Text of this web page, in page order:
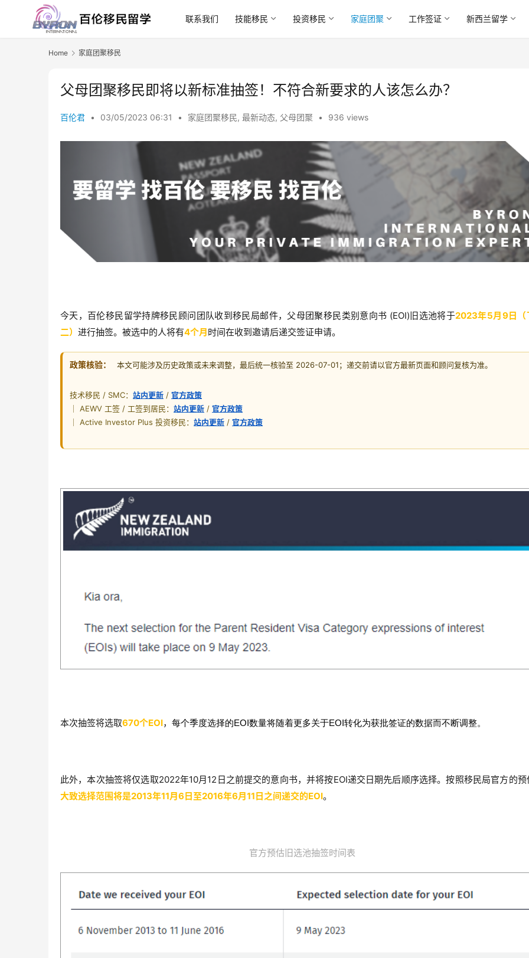
联系我们 技能移民 投资移民 家庭团聚 工作签证 新西兰留学
Home 家庭团聚移民
父母团聚移民即将以新标准抽签！不符合新要求的人该怎么办？
百伦君 • 03/05/2023 06:31 • 家庭团聚移民, 最新动态, 父母团聚 • 936 views
今天，百伦移民留学持牌移民顾问团队收到移民局邮件，父母团聚移民类别意向书 (EOI)旧选池将于2023年5月9日（
二） 进行抽签。被选中的人将有4个月 时间在收到邀请后递交签证申请。
政策核验： 本文可能涉及历史政策或未来调整，最后统一核验至 2026-07-01；递交前请以官方最新页面和顾问复核为准。
技术移民 / SMC： 站内更新 / 官方政策
｜ AEWV 工签 / 工签到居民： 站内更新 / 官方政策
｜ Active Investor Plus 投资移民： 站内更新 / 官方政策
本次抽签将选取670个EOI， 每个季度选择的EOI数量将随着更多关于EOI转化为获批签证的数据而不断调整。
此外，本次抽签将仅选取2022年10月12日之前提交的意向书，并将按EOI递交日期先后顺序选择。按照移民局官方的预
大致选择范围将是2013年11月6日至2016年6月11日之间递交的EOI。
官方预估旧选池抽签时间表